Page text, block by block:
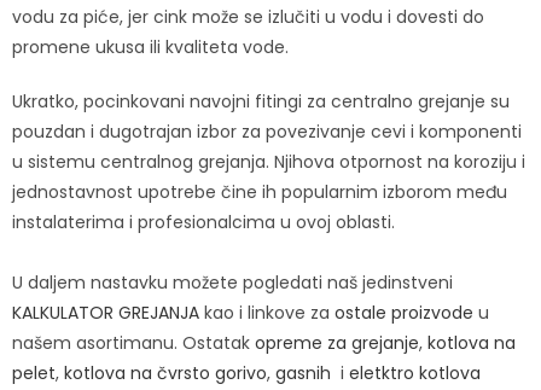
vodu za piće, jer cink može se izlučiti u vodu i dovesti do
promene ukusa ili kvaliteta vode.
Ukratko, pocinkovani navojni fitingi za centralno grejanje su
pouzdan i dugotrajan izbor za povezivanje cevi i komponenti
u sistemu centralnog grejanja. Njihova otpornost na koroziju i
jednostavnost upotrebe čine ih popularnim izborom među
instalaterima i profesionalcima u ovoj oblasti.
U daljem nastavku možete pogledati naš jedinstveni
KALKULATOR GREJANJA kao i linkove za ostale proizvode u
našem asortimanu. Ostatak opreme za grejanje, kotlova na
pelet, kotlova na čvrsto gorivo, gasnih i eletktro kotlova